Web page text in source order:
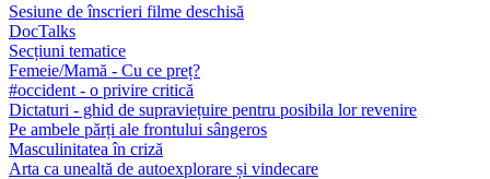
Sesiune de înscrieri filme deschisă
DocTalks
Secțiuni tematice
Femeie/Mamă - Cu ce preț?
#occident - o privire critică
Dictaturi - ghid de supraviețuire pentru posibila lor revenire
Pe ambele părți ale frontului sângeros
Masculinitatea în criză
Arta ca unealtă de autoexplorare și vindecare